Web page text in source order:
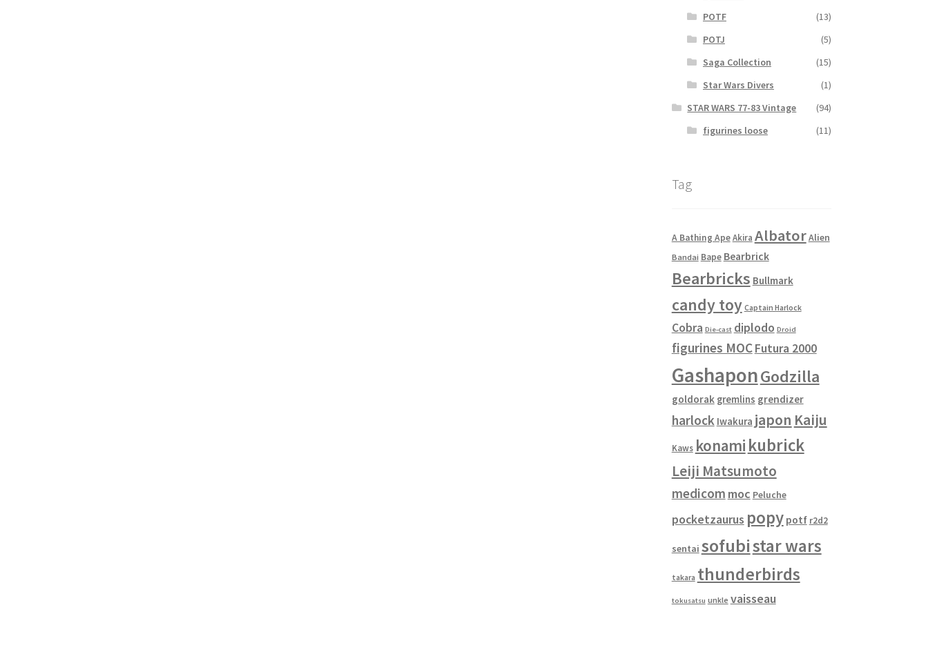
POTF
(13)
POTJ
(5)
Saga Collection
(15)
Star Wars Divers
(1)
STAR WARS 77-83 Vintage
(94)
figurines loose
(11)
Tag
A Bathing Ape Akira AlbatorAlien
Bandai Bape Bearbrick
Bearbricks Bullmark
candy toy Captain Harlock
Cobra Die-cast diplodo Droid
figurines MOCFutura 2000
GashaponGodzilla
goldorak gremlins grendizer
harlock Iwakura japon Kaiju
Kaws konami kubrick
Leiji Matsumoto
medicom moc Peluche
pocketzaurus popy potf r2d2
sentai sofubistar wars
takara thunderbirds
tokusatsu unkle vaisseau